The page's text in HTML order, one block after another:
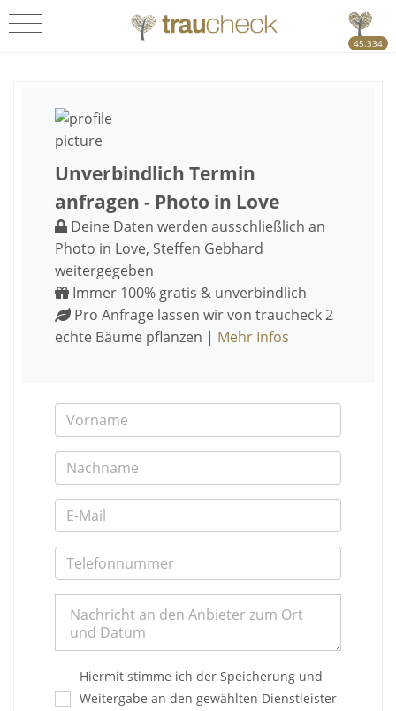
45.334
Unverbindlich Termin
anfragen - Photo in Love
Deine Daten werden ausschließlich an
Photo in Love, Steffen Gebhard
weitergegeben
Immer 100% gratis & unverbindlich
Pro Anfrage lassen wir von traucheck 2
echte Bäume pflanzen | Mehr Infos
Hiermit stimme ich der Speicherung und
Weitergabe an den gewählten Dienstleister